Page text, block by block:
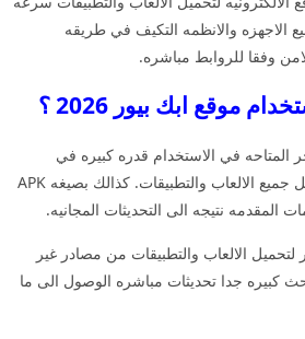
الاجهزه والانظمه التكيف في طريقه
وفقا للروابط مباشره.
موقع ابك بيور 2026 ؟
المتاحه في الاستخدام قدره كبيره في
الوصول الامن والسريع تحميل جميع الالعاب والتطبيقات. كذالك بصيغه APK
المقدمه نتيجه الى التحديثات المجانيه.
لتحميل الالعاب والتطبيقات من مصادر غير
جدا تحديثات مباشره الوصول الى ما